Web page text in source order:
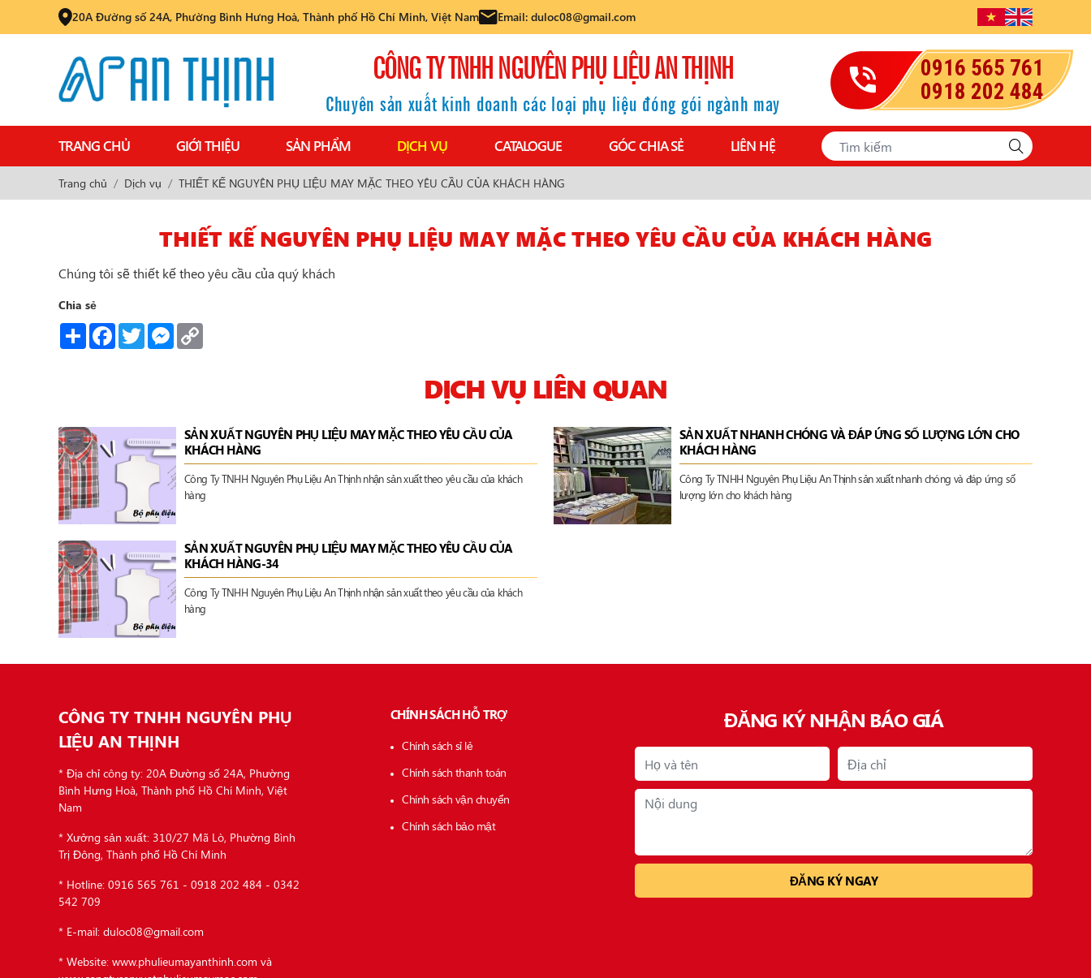
20A Đường số 24A, Phường Bình Hưng Hoà, Thành phố Hồ Chí Minh, Việt Nam Email: duloc08@gmail.com
CÔNG TY TNHH NGUYÊN PHỤ LIỆU AN THỊNH
Chuyên sản xuất kinh doanh các loại phụ liệu đóng gói ngành may
0916 565 761
0918 202 484
TRANG CHỦ GIỚI THIỆU SẢN PHẨM DỊCH VỤ CATALOGUE GÓC CHIA SẺ LIÊN HỆ
Trang chủ Dịch vụ THIẾT KẾ NGUYÊN PHỤ LIỆU MAY MẶC THEO YÊU CẦU CỦA KHÁCH HÀNG
THIẾT KẾ NGUYÊN PHỤ LIỆU MAY MẶC THEO YÊU CẦU CỦA KHÁCH HÀNG
Chúng tôi sẽ thiết kế theo yêu cầu của quý khách
Chia sẻ
Share FacebookTwitterMessenger
DỊCH VỤ LIÊN QUAN
SẢN XUẤT NGUYÊN PHỤ LIỆU MAY MẶC THEO YÊU CẦU CỦA
KHÁCH HÀNG
Công Ty TNHH Nguyên Phụ Liệu An Thịnh nhận sản xuất theo yêu cầu của khách
hàng
SẢN XUẤT NHANH CHÓNG VÀ ĐÁP ỨNG SỐ LƯỢNG LỚN CHO
KHÁCH HÀNG
Công Ty TNHH Nguyên Phụ Liệu An Thịnh sản xuất nhanh chóng và đáp ứng số
lượng lớn cho khách hàng
SẢN XUẤT NGUYÊN PHỤ LIỆU MAY MẶC THEO YÊU CẦU CỦA
KHÁCH HÀNG-34
Công Ty TNHH Nguyên Phụ Liệu An Thịnh nhận sản xuất theo yêu cầu của khách
hàng
CÔNG TY TNHH NGUYÊN PHỤ
LIỆU AN THỊNH
* Địa chỉ công ty: 20A Đường số 24A, Phường
Bình Hưng Hoà, Thành phố Hồ Chí Minh, Việt
Nam
* Xưởng sản xuất: 310/27 Mã Lò, Phường Bình
Trị Đông, Thành phố Hồ Chí Minh
* Hotline: 0916 565 761 - 0918 202 484 - 0342
542 709
* E-mail: duloc08@gmail.com
* Website: www.phulieumayanthinh.com và
CHÍNH SÁCH HỖ TRỢ
Chính sách sỉ lẻ
Chính sách thanh toán
Chính sách vận chuyển
Chính sách bảo mật
ĐĂNG KÝ NHẬN BÁO GIÁ